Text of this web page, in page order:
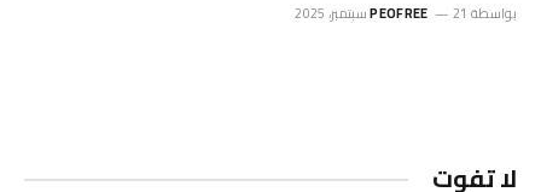
بواسطة PEOFREE 21 سبتمبر، 2025
لا تفوت